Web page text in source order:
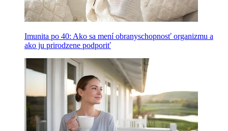
Imunita po 40: Ako sa mení obranyschopnosť organizmu a
ako ju prirodzene podporiť